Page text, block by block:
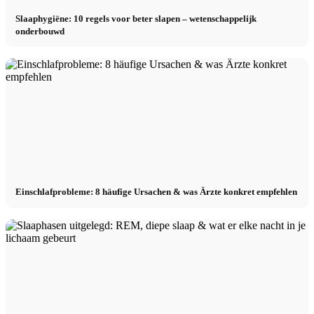
Slaaphygiëne: 10 regels voor beter slapen – wetenschappelijk
onderbouwd
Einschlafprobleme: 8 häufige Ursachen & was Ärzte konkret empfehlen